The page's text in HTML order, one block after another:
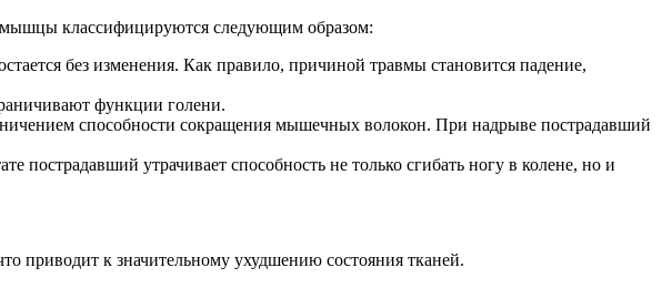
мышцы классифицируются следующим образом:
без изменения. Как правило, причиной травмы становится падение,
функции голени.
способности сокращения мышечных волокон. При надрыве пострадавший
утрачивает способность не только сгибать ногу в колене, но и
приводит к значительному ухудшению состояния тканей.